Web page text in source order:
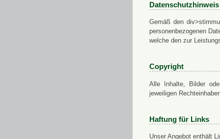
Datenschutzhinweis
Gemäß den
personenbezogenen
welche den zur
Copyright
Alle Inhalte, Bilder
jeweiligen
Haftung für Links
Unser Angebot enthält